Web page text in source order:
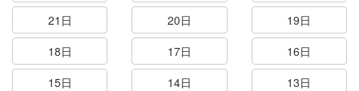
21日
20日
19日
18日
17日
16日
15日
14日
13日